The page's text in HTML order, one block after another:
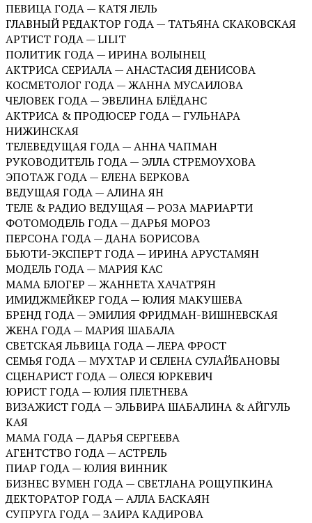
ПЕВИЦА ГОДА — КАТЯ ЛЕЛЬ
ГЛАВНЫЙ РЕДАКТОР ГОДА — ТАТЬЯНА СКАКОВСКАЯ
АРТИСТ ГОДА — LILIT
ПОЛИТИК ГОДА — ИРИНА ВОЛЫНЕЦ
АКТРИСА СЕРИАЛА — АНАСТАСИЯ ДЕНИСОВА
КОСМЕТОЛОГ ГОДА — ЖАННА МУСАИЛОВА
ЧЕЛОВЕК ГОДА — ЭВЕЛИНА БЛЁДАНС
АКТРИСА & ПРОДЮСЕР ГОДА — ГУЛЬНАРА
НИЖИНСКАЯ
ТЕЛЕВЕДУЩАЯ ГОДА — АННА ЧАПМАН
РУКОВОДИТЕЛЬ ГОДА — ЭЛЛА СТРЕМОУХОВА
ЭПОТАЖ ГОДА — ЕЛЕНА БЕРКОВА
ВЕДУЩАЯ ГОДА — АЛИНА ЯН
ТЕЛЕ & РАДИО ВЕДУЩАЯ — РОЗА МАРИАРТИ
ФОТОМОДЕЛЬ ГОДА — ДАРЬЯ МОРОЗ
ПЕРСОНА ГОДА — ДАНА БОРИСОВА
БЬЮТИ-ЭКСПЕРТ ГОДА — ИРИНА АРУСТАМЯН
МОДЕЛЬ ГОДА — МАРИЯ КАС
МАМА БЛОГЕР — ЖАННЕТА ХАЧАТРЯН
ИМИДЖМЕЙКЕР ГОДА — ЮЛИЯ МАКУШЕВА
БРЕНД ГОДА — ЭМИЛИЯ ФРИДМАН-ВИШНЕВСКАЯ
ЖЕНА ГОДА — МАРИЯ ШАБАЛА
СВЕТСКАЯ ЛЬВИЦА ГОДА — ЛЕРА ФРОСТ
СЕМЬЯ ГОДА — МУХТАР И СЕЛЕНА СУЛАЙБАНОВЫ
СЦЕНАРИСТ ГОДА — ОЛЕСЯ ЮРКЕВИЧ
ЮРИСТ ГОДА — ЮЛИЯ ПЛЕТНЕВА
ВИЗАЖИСТ ГОДА — ЭЛЬВИРА ШАБАЛИНА & АЙГУЛЬ
КАЯ
МАМА ГОДА — ДАРЬЯ СЕРГЕЕВА
АГЕНТСТВО ГОДА — АСТРЕЛЬ
ПИАР ГОДА — ЮЛИЯ ВИННИК
БИЗНЕС ВУМЕН ГОДА — СВЕТЛАНА РОЩУПКИНА
ДЕКТОРАТОР ГОДА — АЛЛА БАСКАЯН
СУПРУГА ГОДА — ЗАИРА КАДИРОВА